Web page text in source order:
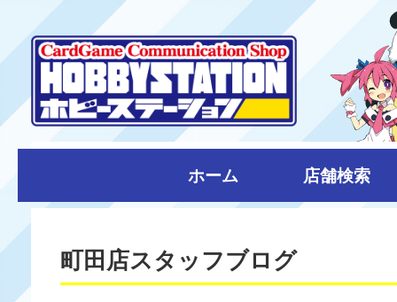
ホーム 店舗検索
町田店スタッフブログ